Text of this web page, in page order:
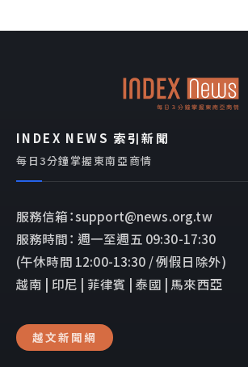
b
l
INDEX NEWS 索引新聞
每日3分鐘掌握東南亞商情
服務信箱：support@news.org.tw
服務時間： 週一至週五 09:30-17:30
(午休時間 12:00-13:30 / 例假日除外)
越南 | 印尼 | 菲律賓 | 泰國 | 馬來西亞
越文新聞網